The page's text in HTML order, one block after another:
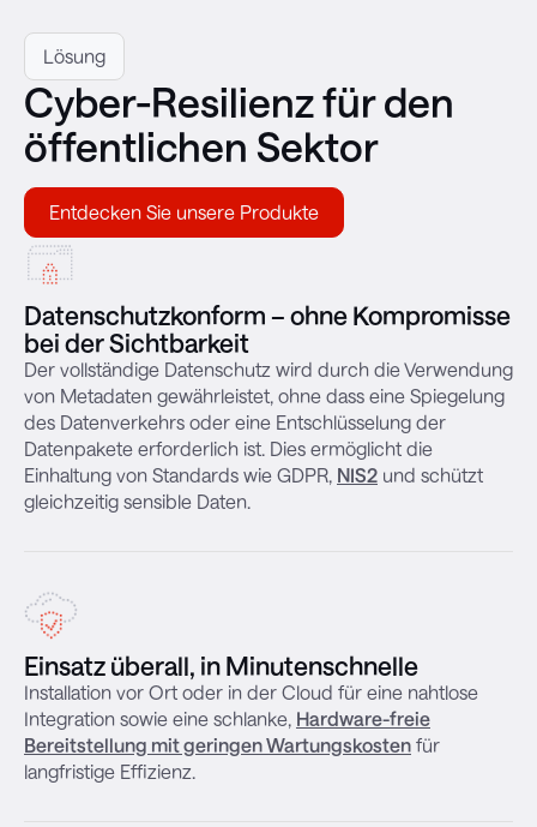
Lösung
Cyber-Resilienz für den
öffentlichen Sektor
Entdecken Sie unsere Produkte
Datenschutzkonform – ohne Kompromisse
bei der Sichtbarkeit
Der vollständige Datenschutz wird durch die Verwendung
von Metadaten gewährleistet, ohne dass eine Spiegelung
des Datenverkehrs oder eine Entschlüsselung der
Datenpakete erforderlich ist. Dies ermöglicht die
Einhaltung von Standards wie GDPR, NIS2 und schützt
gleichzeitig sensible Daten.
Einsatz überall, in Minutenschnelle
Installation vor Ort oder in der Cloud für eine nahtlose
Integration sowie eine schlanke, Hardware-freie
Bereitstellung mit geringen Wartungskosten für
langfristige Effizienz.